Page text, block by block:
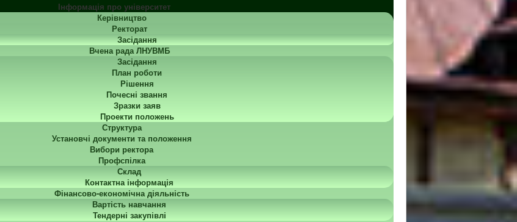
Інформація про університет
Керівництво
Ректорат
Засідання
Вчена рада ЛНУВМБ
Засідання
План роботи
Рішення
Почесні звання
Зразки заяв
Проекти положень
Структура
Установчі документи та положення
Вибори ректора
Профспілка
Склад
Контактна інформація
Фінансово-економічна діяльність
Вартість навчання
Тендерні закупівлі